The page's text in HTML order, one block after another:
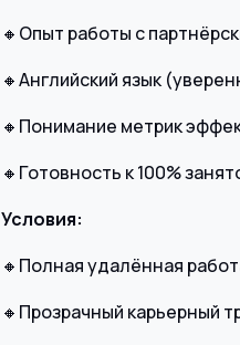
🔸Опыт работы с
🔸Английский язык
🔸Понимание метрик
🔸Готовность к 100%
Условия:
🔸Полная удалённая
🔸Прозрачный карьерный